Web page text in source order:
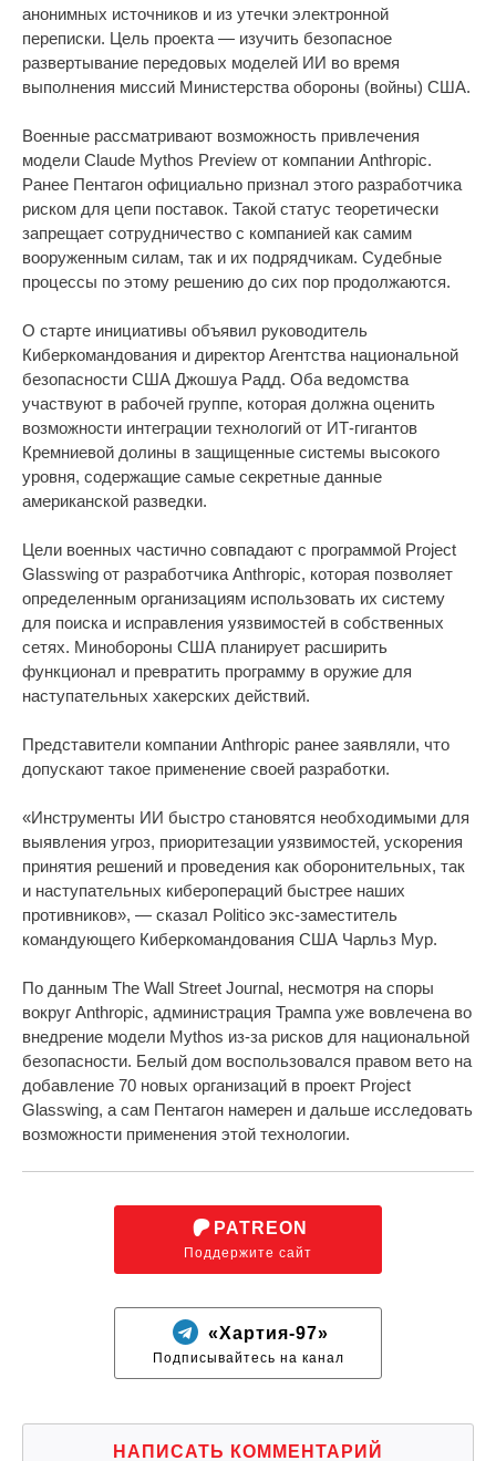
анонимных источников и из утечки электронной
переписки. Цель проекта — изучить безопасное
развертывание передовых моделей ИИ во время
выполнения миссий Министерства обороны (войны) США.
Военные рассматривают возможность привлечения
модели Claude Mythos Preview от компании Anthropic.
Ранее Пентагон официально признал этого разработчика
риском для цепи поставок. Такой статус теоретически
запрещает сотрудничество с компанией как самим
вооруженным силам, так и их подрядчикам. Судебные
процессы по этому решению до сих пор продолжаются.
О старте инициативы объявил руководитель
Киберкомандования и директор Агентства национальной
безопасности США Джошуа Радд. Оба ведомства
участвуют в рабочей группе, которая должна оценить
возможности интеграции технологий от ИТ-гигантов
Кремниевой долины в защищенные системы высокого
уровня, содержащие самые секретные данные
американской разведки.
Цели военных частично совпадают с программой Project
Glasswing от разработчика Anthropic, которая позволяет
определенным организациям использовать их систему
для поиска и исправления уязвимостей в собственных
сетях. Минобороны США планирует расширить
функционал и превратить программу в оружие для
наступательных хакерских действий.
Представители компании Anthropic ранее заявляли, что
допускают такое применение своей разработки.
«Инструменты ИИ быстро становятся необходимыми для
выявления угроз, приоритезации уязвимостей, ускорения
принятия решений и проведения как оборонительных, так
и наступательных киберопераций быстрее наших
противников», — сказал Politico экс-заместитель
командующего Киберкомандования США Чарльз Мур.
По данным The Wall Street Journal, несмотря на споры
вокруг Anthropic, администрация Трампа уже вовлечена во
внедрение модели Mythos из-за рисков для национальной
безопасности. Белый дом воспользовался правом вето на
добавление 70 новых организаций в проект Project
Glasswing, а сам Пентагон намерен и дальше исследовать
возможности применения этой технологии.
PATREON
Поддержите сайт
«Хартия-97»
Подписывайтесь на канал
НАПИСАТЬ КОММЕНТАРИЙ